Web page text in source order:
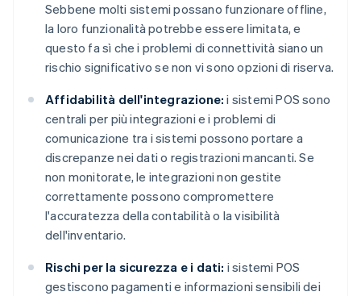
Sebbene molti sistemi possano funzionare offline,
la loro funzionalità potrebbe essere limitata, e
questo fa sì che i problemi di connettività siano un
rischio significativo se non vi sono opzioni di riserva.
Affidabilità dell'integrazione: i sistemi POS sono
centrali per più integrazioni e i problemi di
comunicazione tra i sistemi possono portare a
discrepanze nei dati o registrazioni mancanti. Se
non monitorate, le integrazioni non gestite
correttamente possono compromettere
l'accuratezza della contabilità o la visibilità
dell'inventario.
Rischi per la sicurezza e i dati: i sistemi POS
gestiscono pagamenti e informazioni sensibili dei